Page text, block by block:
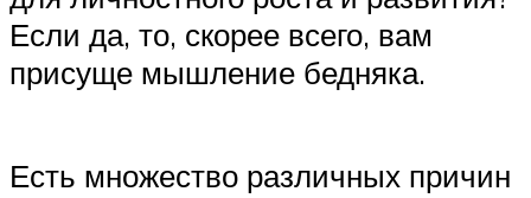
Если да, то, скорее всего, вам
присуще мышление бедняка.
Есть множество различных причин